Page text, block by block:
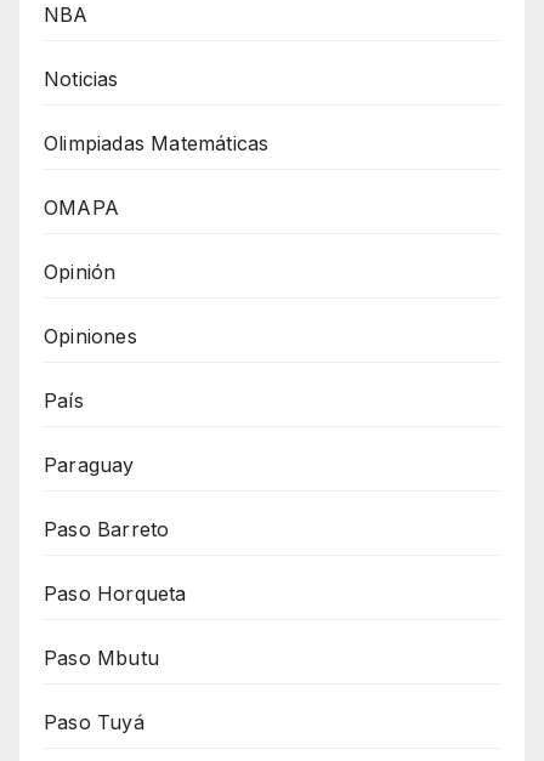
NBA
Noticias
Olimpiadas Matemáticas
OMAPA
Opinión
Opiniones
País
Paraguay
Paso Barreto
Paso Horqueta
Paso Mbutu
Paso Tuyá